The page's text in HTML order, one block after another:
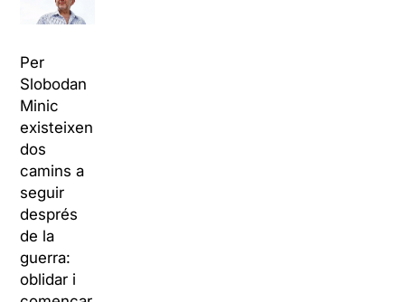
Per
Slobodan
Minic
existeixen
dos
camins a
seguir
després
de la
guerra:
oblidar i